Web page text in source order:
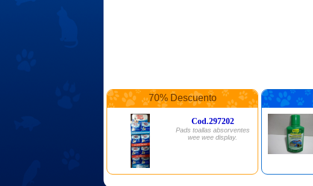
70% Descuento
Cod.297202
Pads toallas absorventes
wee wee display.